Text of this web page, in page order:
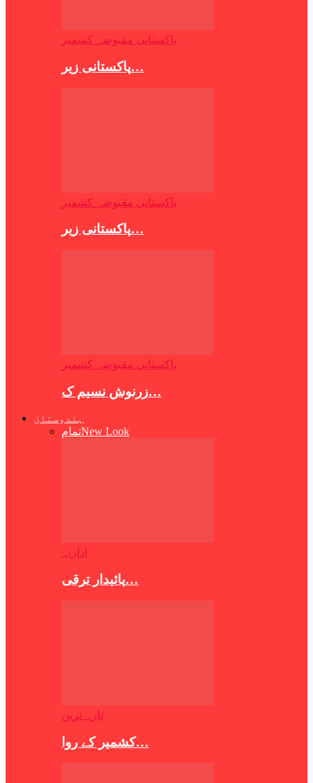
پاکستانی مقبوضہ کشمیر
پاکستانی زیر…
پاکستانی مقبوضہ کشمیر
پاکستانی زیر…
پاکستانی مقبوضہ کشمیر
زرنوش نسیم ک…
ہندوستان
تمامNew Look
اداریہ
پائیدار ترقی…
تازہ ترین
کشمیر کے روا…